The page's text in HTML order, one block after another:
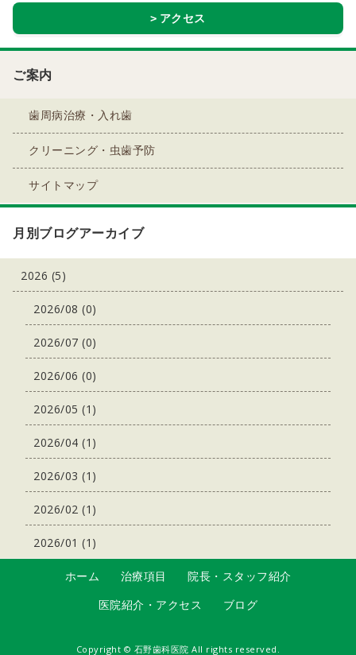
アクセス
ご案内
歯周病治療・入れ歯
クリーニング・虫歯予防
サイトマップ
月別ブログアーカイブ
2026 (5)
2026/08 (0)
2026/07 (0)
2026/06 (0)
2026/05 (1)
2026/04 (1)
2026/03 (1)
2026/02 (1)
2026/01 (1)
ホーム 治療項目
院長・スタッフ紹介
医院紹介・アクセス
ブログ
Copyright © 石野歯科医院 All rights reserved.